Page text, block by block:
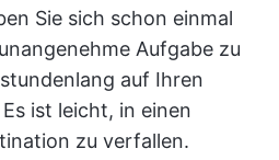
Sie sich schon einmal
Aufgabe zu
auf Ihren
ist leicht, in einen
zu verfallen.